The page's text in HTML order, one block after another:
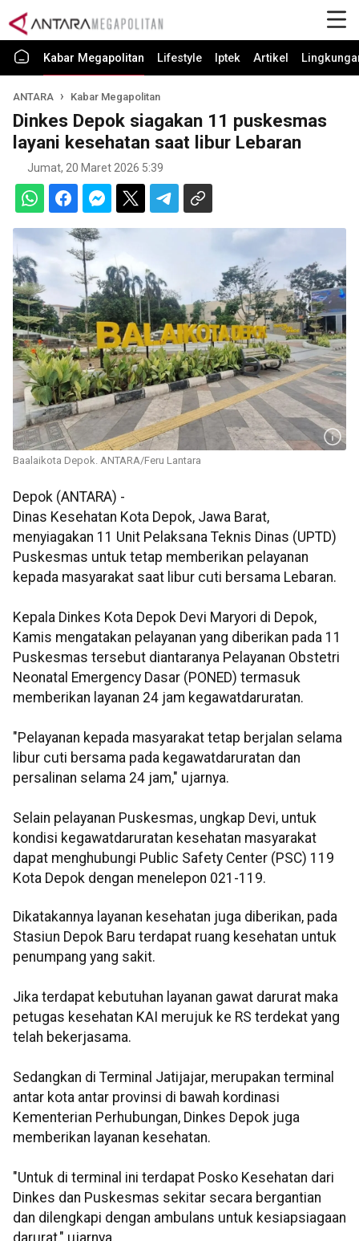
Kabar Megapolitan Lifestyle Iptek Artikel
ANTARA Kabar Megapolitan
Dinkes Depok siagakan 11 puskesmas
layani kesehatan saat libur Lebaran
Jumat, 20 Maret 2026 5:39
Baalaikota Depok. ANTARA/Feru Lantara
Depok (ANTARA) -
Dinas Kesehatan Kota Depok, Jawa Barat,
menyiagakan 11 Unit Pelaksana Teknis Dinas (UPTD)
Puskesmas untuk tetap memberikan pelayanan
kepada masyarakat saat libur cuti bersama Lebaran.
Kepala Dinkes Kota Depok Devi Maryori di Depok,
Kamis mengatakan pelayanan yang diberikan pada 11
Puskesmas tersebut diantaranya Pelayanan Obstetri
Neonatal Emergency Dasar (PONED) termasuk
memberikan layanan 24 jam kegawatdaruratan.
"Pelayanan kepada masyarakat tetap berjalan selama
libur cuti bersama pada kegawatdaruratan dan
persalinan selama 24 jam," ujarnya.
Selain pelayanan Puskesmas, ungkap Devi, untuk
kondisi kegawatdaruratan kesehatan masyarakat
dapat menghubungi Public Safety Center (PSC) 119
Kota Depok dengan menelepon 021-119.
Dikatakannya layanan kesehatan juga diberikan, pada
Stasiun Depok Baru terdapat ruang kesehatan untuk
penumpang yang sakit.
Jika terdapat kebutuhan layanan gawat darurat maka
petugas kesehatan KAI merujuk ke RS terdekat yang
telah bekerjasama.
Sedangkan di Terminal Jatijajar, merupakan terminal
antar kota antar provinsi di bawah kordinasi
Kementerian Perhubungan, Dinkes Depok juga
memberikan layanan kesehatan.
"Untuk di terminal ini terdapat Posko Kesehatan dari
Dinkes dan Puskesmas sekitar secara bergantian
dan dilengkapi dengan ambulans untuk kesiapsiagaan
darurat," ujarnya.